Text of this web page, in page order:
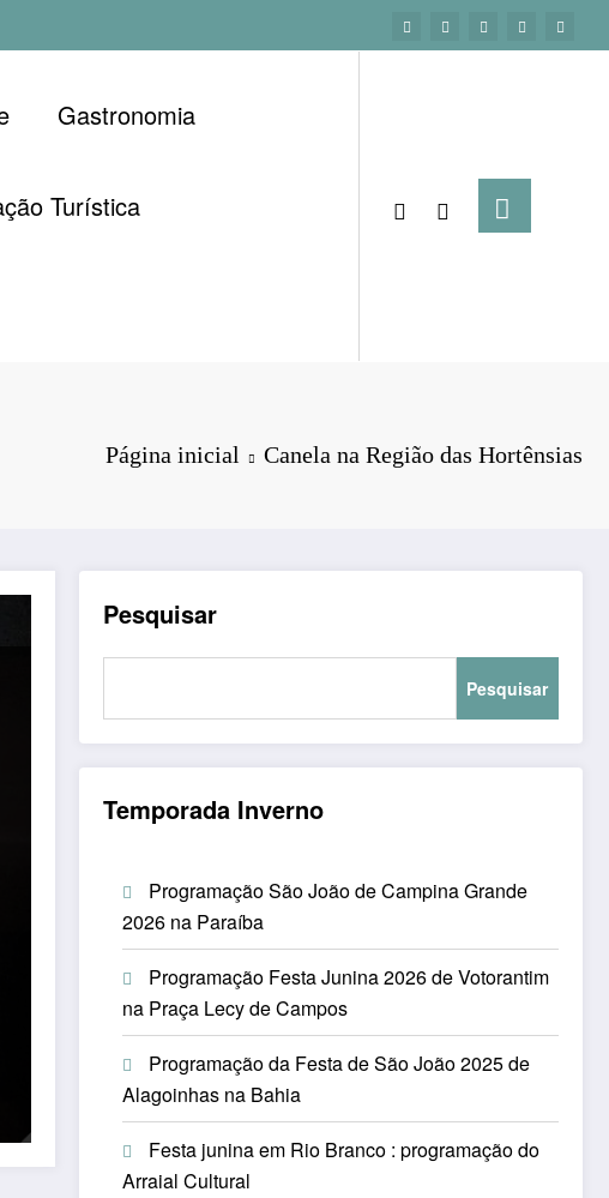
Gastronomia
Turística
Página inicial Canela na Região das Hortênsias
Pesquisar
Pesquisar
Temporada Inverno
Programação São João de Campina Grande
2026 na Paraíba
Programação Festa Junina 2026 de Votorantim
na Praça Lecy de Campos
Programação da Festa de São João 2025 de
Alagoinhas na Bahia
Festa junina em Rio Branco : programação do
Arraial Cultural